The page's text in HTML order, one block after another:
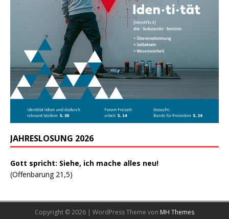
JAHRESLOSUNG 2026
Gott spricht: Siehe, ich mache alles neu!
(Offenbarung 21,5)
Copyright © 2026 | WordPress Theme von MH Themes